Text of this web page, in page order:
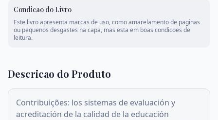
Condicao do Livro
Este livro apresenta marcas de uso, como amarelamento de paginas
ou pequenos desgastes na capa, mas esta em boas condicoes de
leitura.
Descricao do Produto
Contribuições: los sistemas de evaluación y
acreditación de la calidad de la educación